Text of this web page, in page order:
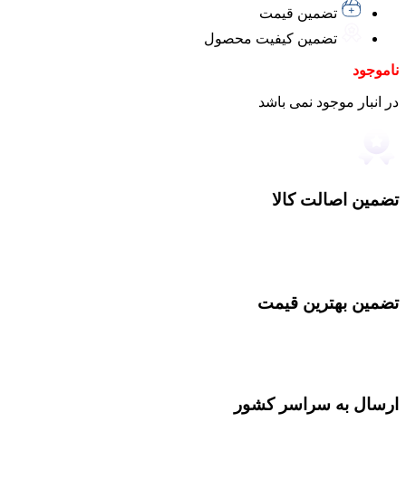
تضمین قیمت
تضمین کیفیت محصول
ناموجود
در انبار موجود نمی باشد
تضمین اصالت کالا
تضمین بهترین قیمت
ارسال به سراسر کشور